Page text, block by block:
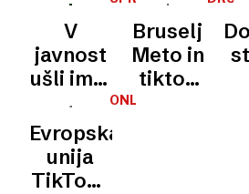
androida
v Evropi
digitalno
nemška
VARNO
HRANO
V
javnost
ušli ime,
naslov,
EMŠO in
davčna
številka
Bruselj
Meto in
tiktok
obtožuje
ONLINE
Evropska
unija
TikToku